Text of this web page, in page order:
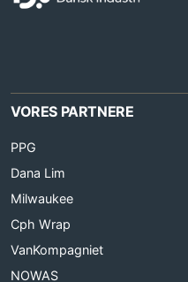
VORES PARTNERE
PPG
Dana Lim
Milwaukee
Cph Wrap
VanKompagniet
NOWAS